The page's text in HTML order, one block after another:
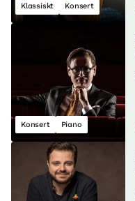
Klassiskt Konsert
Konsert Piano